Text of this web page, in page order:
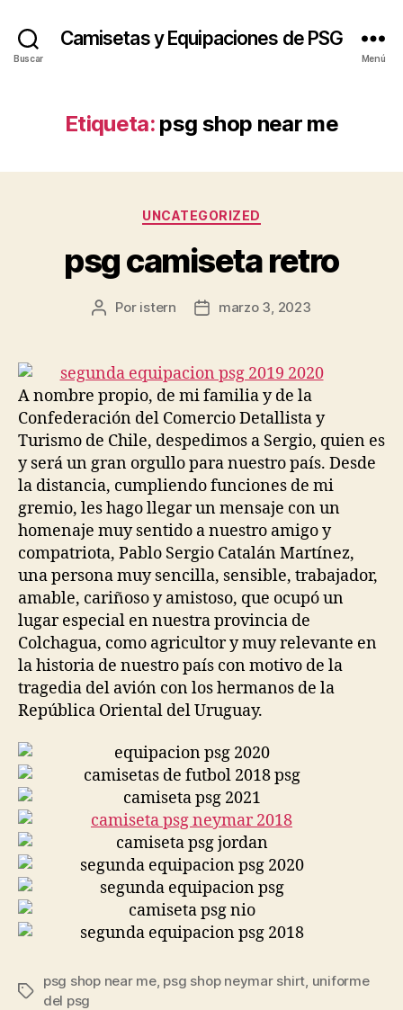
Buscar
Camisetas y Equipaciones de PSG
Menú
Etiqueta: psg shop near me
Categorías
UNCATEGORIZED
psg camiseta retro
Autor
entrada
Por istern
Fecha
entrada
marzo 3, 2023
A nombre propio, de mi familia y de la
Confederación del Comercio Detallista y
Turismo de Chile, despedimos a Sergio, quien es
y será un gran orgullo para nuestro país. Desde
la distancia, cumpliendo funciones de mi
gremio, les hago llegar un mensaje con un
homenaje muy sentido a nuestro amigo y
compatriota, Pablo Sergio Catalán Martínez,
una persona muy sencilla, sensible, trabajador,
amable, cariñoso y amistoso, que ocupó un
lugar especial en nuestra provincia de
Colchagua, como agricultor y muy relevante en
la historia de nuestro país con motivo de la
tragedia del avión con los hermanos de la
República Oriental del Uruguay.
Etiquetas
psg shop near me, psg shop neymar shirt, uniforme
del psg